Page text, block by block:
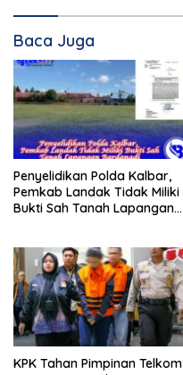
Baca Juga
Penyelidikan Polda Kalbar,
Pemkab Landak Tidak Miliki
Bukti Sah Tanah Lapangan
KPK Tahan Pimpinan Telkom